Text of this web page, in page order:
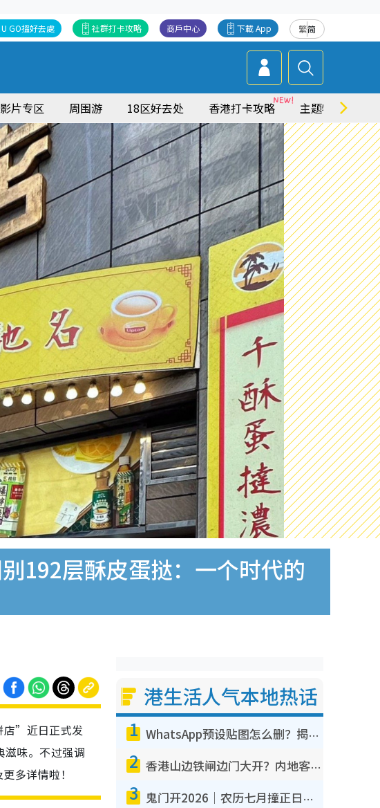
繁简
下載 App
商戶中心
社群打卡攻略
U GO搵好去處
影片专区 周围游 18区好去处 香港打卡攻略 主题特集
192层酥皮蛋挞：一个时代的
店”近日正式发
滋味。不过强调
多详情啦！
港生活人气本地热话
1 WhatsApp预设贴图怎么删？揭秘1招“反向操作”还原简洁界面 附3步实测教程
2 香港山边铁闸边门大开？内地客困惑意义何在！网友神回复：这种叫法理性防御
3 鬼门开2026｜农历七月撞正日全食特别邪？专家警告切忌做一事！揭4大禁忌+2招保平安